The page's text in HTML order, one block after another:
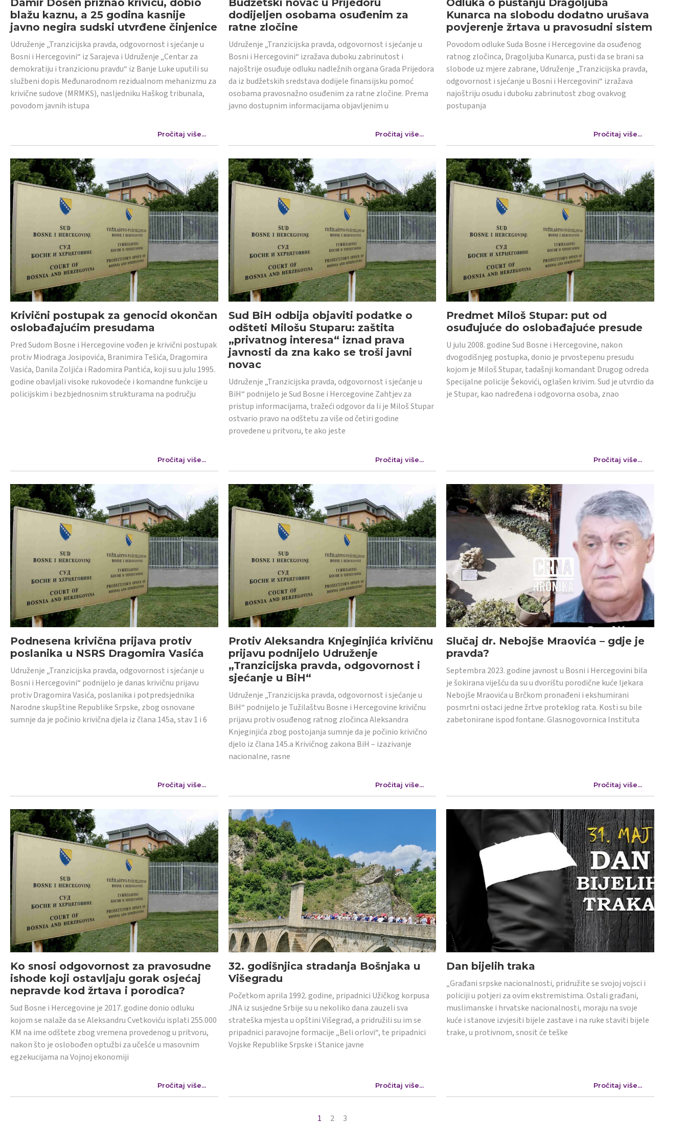
blažu kaznu, a 25 godina kasnije
javno negira sudski utvrđene činjenice
Udruženje „Tranzicijska pravda, odgovornost i sjećanje u
Bosni i Hercegovini“ iz Sarajeva i Udruženje „Centar za
demokratiju i tranzicionu pravdu“ iz Banje Luke uputili su
službeni dopis Međunarodnom rezidualnom mehanizmu za
krivične sudove (MRMKS), nasljedniku Haškog tribunala,
povodom javnih istupa
Pročitaj više...
dodijeljen osobama osuđenim za
ratne zločine
Udruženje „Tranzicijska pravda, odgovornost i sjećanje u
Bosni i Hercegovini“ izražava duboku zabrinutost i
najoštrije osuđuje odluku nadležnih organa Grada Prijedora
da iz budžetskih sredstava dodijele finansijsku pomoć
osobama pravosnažno osuđenim za ratne zločine. Prema
javno dostupnim informacijama objavljenim u
Pročitaj više...
Kunarca na slobodu dodatno urušava
povjerenje žrtava u pravosudni sistem
Povodom odluke Suda Bosne i Hercegovine da osuđenog
ratnog zločinca, Dragoljuba Kunarca, pusti da se brani sa
slobode uz mjere zabrane, Udruženje „Tranzicijska pravda,
odgovornost i sjećanje u Bosni i Hercegovini“ izražava
najoštriju osudu i duboku zabrinutost zbog ovakvog
postupanja
Pročitaj više...
Krivični postupak za genocid okončan
oslobađajućim presudama
Pred Sudom Bosne i Hercegovine vođen je krivični postupak
protiv Miodraga Josipovića, Branimira Tešića, Dragomira
Vasića, Danila Zoljića i Radomira Pantića, koji su u julu 1995.
godine obavljali visoke rukovodeće i komandne funkcije u
policijskim i bezbjednosnim strukturama na području
Pročitaj više...
Sud BiH odbija objaviti podatke o
odšteti Milošu Stuparu: zaštita
„privatnog interesa“ iznad prava
javnosti da zna kako se troši javni
novac
Udruženje „Tranzicijska pravda, odgovornost i sjećanje u
BiH“ podnijelo je Sud Bosne i Hercegovine Zahtjev za
pristup informacijama, tražeći odgovor da li je Miloš Stupar
ostvario pravo na odštetu za više od četiri godine
provedene u pritvoru, te ako jeste
Pročitaj više...
Predmet Miloš Stupar: put od
osuđujuće do oslobađajuće presude
U julu 2008. godine Sud Bosne i Hercegovine, nakon
dvogodišnjeg postupka, donio je prvostepenu presudu
kojom je Miloš Stupar, tadašnji komandant Drugog odreda
Specijalne policije Šekovići, oglašen krivim. Sud je utvrdio da
je Stupar, kao nadređena i odgovorna osoba, znao
Pročitaj više...
Podnesena krivična prijava protiv
poslanika u NSRS Dragomira Vasića
Udruženje „Tranzicijska pravda, odgovornost i sjećanje u
Bosni i Hercegovini“ podnijelo je danas krivičnu prijavu
protiv Dragomira Vasića, poslanika i potpredsjednika
Narodne skupštine Republike Srpske, zbog osnovane
sumnje da je počinio krivična djela iz člana 145a, stav 1 i 6
Pročitaj više...
Protiv Aleksandra Knjeginjića krivičnu
prijavu podnijelo Udruženje
„Tranzicijska pravda, odgovornost i
sjećanje u BiH“
Udruženje „Tranzicijska pravda, odgovornost i sjećanje u
BiH“ podnijelo je Tužilaštvu Bosne i Hercegovine krivičnu
prijavu protiv osuđenog ratnog zločinca Aleksandra
Knjeginjića zbog postojanja sumnje da je počinio krivično
djelo iz člana 145.a Krivičnog zakona BiH – izazivanje
nacionalne, rasne
Pročitaj više...
Slučaj dr. Nebojše Mraovića – gdje je
pravda?
Septembra 2023. godine javnost u Bosni i Hercegovini bila
je šokirana viješću da su u dvorištu porodične kuće ljekara
Nebojše Mraovića u Brčkom pronađeni i ekshumirani
posmrtni ostaci jedne žrtve proteklog rata. Kosti su bile
zabetonirane ispod fontane. Glasnogovornica Instituta
Pročitaj više...
Ko snosi odgovornost za pravosudne
ishode koji ostavljaju gorak osjećaj
nepravde kod žrtava i porodica?
Sud Bosne i Hercegovine je 2017. godine donio odluku
kojom se nalaže da se Aleksandru Cvetkoviću isplati 255.000
KM na ime odštete zbog vremena provedenog u pritvoru,
nakon što je oslobođen optužbi za učešće u masovnim
egzekucijama na Vojnoj ekonomiji
Pročitaj više...
32. godišnjica stradanja Bošnjaka u
Višegradu
Početkom aprila 1992. godine, pripadnici Užičkog korpusa
JNA iz susjedne Srbije su u nekoliko dana zauzeli sva
strateška mjesta u opštini Višegrad, a pridružili su im se
pripadnici paravojne formacije „Beli orlovi“, te pripadnici
Vojske Republike Srpske i Stanice javne
Pročitaj više...
Dan bijelih traka
„Građani srpske nacionalnosti, pridružite se svojoj vojsci i
policiji u potjeri za ovim ekstremistima. Ostali građani,
muslimanske i hrvatske nacionalnosti, moraju na svoje
kuće i stanove izvjesiti bijele zastave i na ruke staviti bijele
trake, u protivnom, snosit će teške
Pročitaj više...
1 2 3